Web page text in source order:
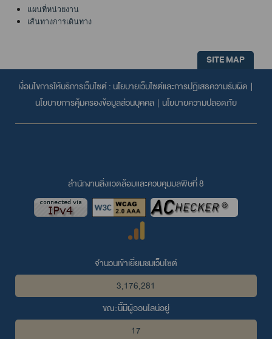
แผนที่หน่วยงาน
เส้นทางการเดินทาง
SITE MAP
เงื่อนไขการให้บริการเว็บไซต์ : นโยบายเว็บไซต์และการปฏิเสธความรับผิด |
นโยบายการคุ้มครองข้อมูลส่วนบุคคล | นโยบายความปลอดภัย
สำนักงานสิ่งแวดล้อมและควบคุมมลพิษที่ 8
จำนวนเข้าเยี่ยมชมเว็บไซต์
3,176,281
ขณะนี้มีผู้ออนไลน์อยู่
17